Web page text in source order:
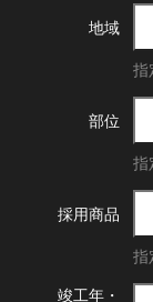
地域
指
部位
指
採用商品
指
竣工年・